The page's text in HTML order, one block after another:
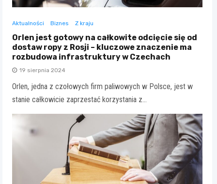
Aktualności Biznes Z kraju
Orlen jest gotowy na całkowite odcięcie się od
dostaw ropy z Rosji – kluczowe znaczenie ma
rozbudowa infrastruktury w Czechach
19 sierpnia 2024
Orlen, jedna z czołowych firm paliwowych w Polsce, jest w
stanie całkowicie zaprzestać korzystania z…